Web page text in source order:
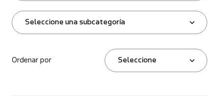
Seleccione una subcategoría
Ordenar por Seleccione